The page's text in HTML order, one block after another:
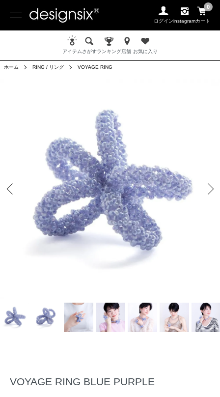
ログインinstagram
0
カート
アイテムさがすランキング店舗 お気に入り
ホーム RING / リング VOYAGE RING
VOYAGE RING BLUE PURPLE